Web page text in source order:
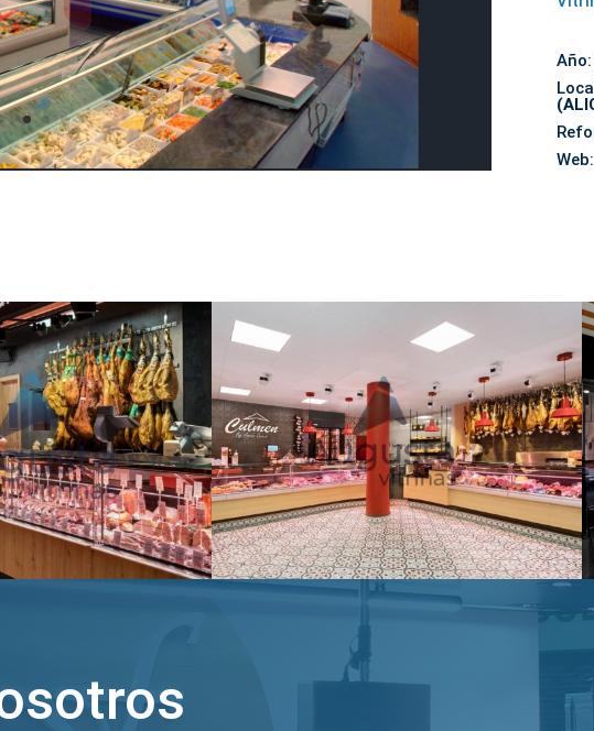
Año:
Web: